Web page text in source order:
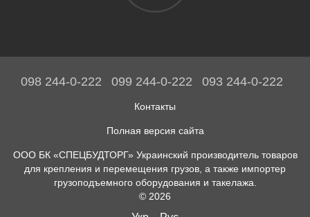
098 244-0-222 099 244-0-222 093 244-0-222
Контакты
Полная версия сайта
ООО БК «СПЕЦБУДТОРГ» Украинский производитель товаров
для крепления и перемещения грузов, а также импортер
грузоподъемного оборудования и такелажа.
© 2026